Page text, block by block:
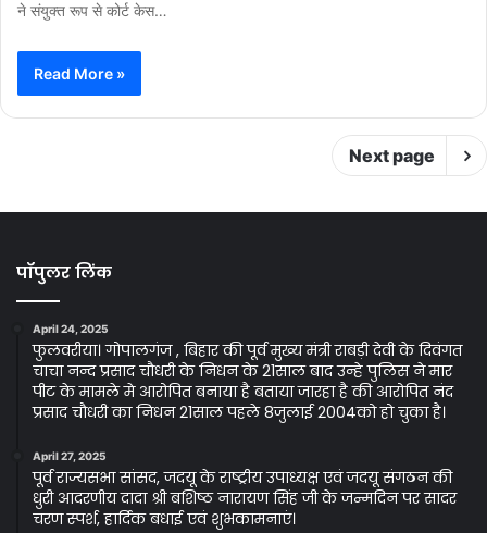
ने संयुक्त रूप से कोर्ट केस…
Read More »
Next page
पॉपुलर लिंक
April 24, 2025
फुलवरीया। गोपालगंज , बिहार की पूर्व मुख्य मंत्री राबड़ी देवी के दिवंगत
चाचा नन्द प्रसाद चौधरी के निधन के 21साल बाद उन्हे पुलिस ने मार
पीट के मामले मे आरोपित बनाया है बताया जारहा है की आरोपित नंद
प्रसाद चौधरी का निधन 21साल पहले 8जुलाई 2004को हो चुका है।
April 27, 2025
पूर्व राज्यसभा सांसद, जदयू के राष्ट्रीय उपाध्यक्ष एवं जदयू संगठन की
धुरी आदरणीय दादा श्री बशिष्ठ नारायण सिंह जी के जन्मदिन पर सादर
चरण स्पर्श, हार्दिक बधाई एवं शुभकामनाएं।